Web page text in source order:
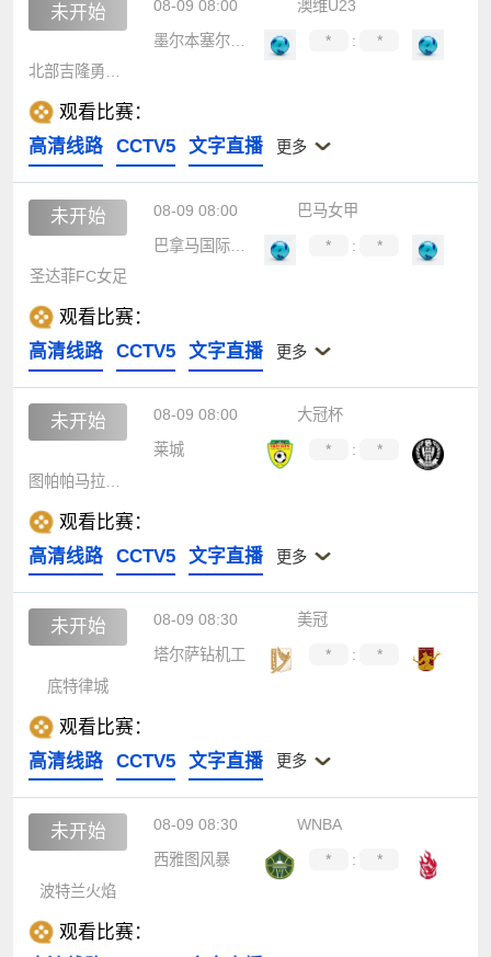
未开始 08-09 08:00
澳维U23
墨尔本塞尔维U23
* :
*
北部吉隆勇士U23
观看比赛：
高清线路
CCTV5 文字直播 更多
未开始 08-09 08:00
巴马女甲
巴拿马国际女足CF
* :
*
圣达菲FC女足
观看比赛：
高清线路
CCTV5 文字直播 更多
未开始 08-09 08:00
大冠杯
莱城
* :
*
观看比赛：
高清线路
CCTV5 文字直播 更多
未开始 08-09 08:30
美冠
塔尔萨钻机工
* :
*
底特律城
观看比赛：
高清线路
CCTV5 文字直播 更多
未开始 08-09 08:30
WNBA
西雅图风暴
* :
*
波特兰火焰
观看比赛：